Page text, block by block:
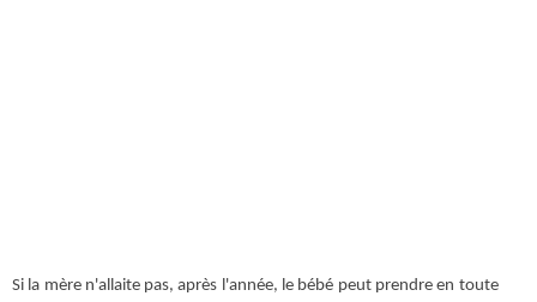
Si la mère n'allaite pas, après l'année, le bébé peut prendre en toute